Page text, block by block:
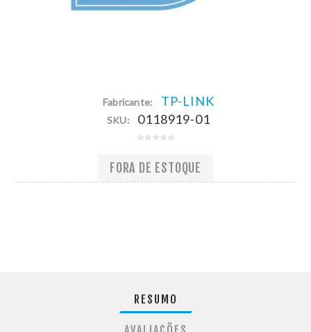
Fabricante: TP-LINK
SKU: 0118919-01
FORA DE ESTOQUE
RESUMO